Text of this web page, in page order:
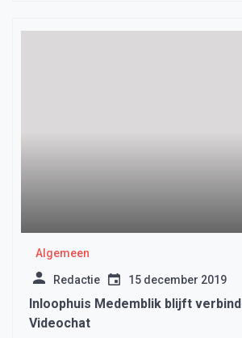
Algemeen
Redactie 15 december 2019
Inloophuis Medemblik blijft
Videochat